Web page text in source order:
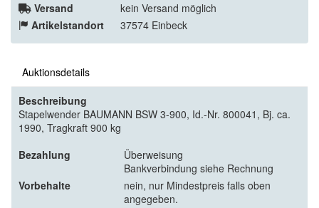
Versand
kein Versand möglich
Artikelstandort
37574 Einbeck
Auktionsdetails
Beschreibung
Stapelwender BAUMANN BSW 3-900, Id.-Nr. 800041, Bj. ca.
1990, Tragkraft 900 kg
Bezahlung
Überweisung
Bankverbindung siehe Rechnung
Vorbehalte
nein, nur Mindestpreis falls oben
angegeben.